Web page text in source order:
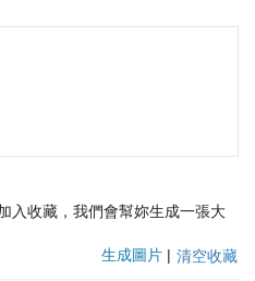
入收藏，我們會幫妳生成一張大
生成圖片 | 清空收藏